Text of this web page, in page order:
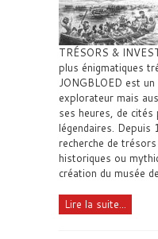
TRÉSORS &
plus énigmatiques
JONGBLOED est
explorateur mais
ses heures, de cités
légendaires. Depuis
recherche de
historiques ou
création du musée
Lire la suite...